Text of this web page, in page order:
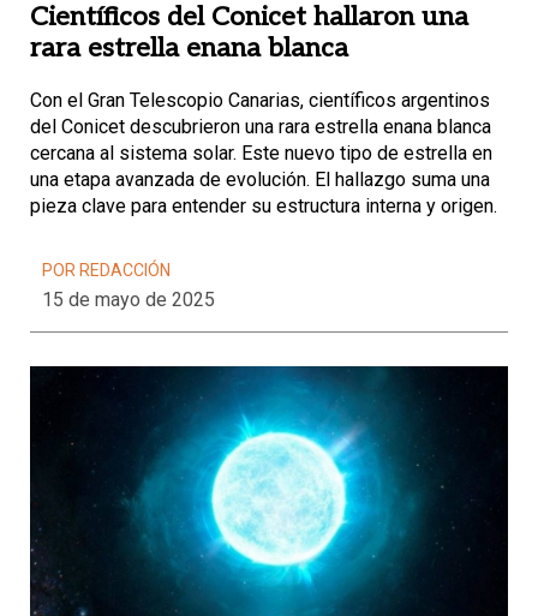
Científicos del Conicet hallaron una
rara estrella enana blanca
Con el Gran Telescopio Canarias, científicos argentinos
del Conicet descubrieron una rara estrella enana blanca
cercana al sistema solar. Este nuevo tipo de estrella en
una etapa avanzada de evolución. El hallazgo suma una
pieza clave para entender su estructura interna y origen.
POR REDACCIÓN
15 de mayo de 2025